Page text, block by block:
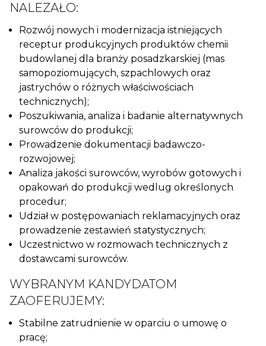
NALEZAŁO:
Rozwój nowych i modernizacja istniejących
receptur produkcyjnych produktów chemii
budowlanej dla branży posadzkarskiej (mas
samopoziomujących, szpachlowych oraz
jastrychów o różnych właściwościach
technicznych);
Poszukiwania, analiza i badanie alternatywnych
surowców do produkcji;
Prowadzenie dokumentacji badawczo-
rozwojowej;
Analiza jakości surowców, wyrobów gotowych i
opakowań do produkcji wedlug określonych
procedur;
Udział w postępowaniach reklamacyjnych oraz
prowadzenie zestawień statystycznych;
Uczestnictwo w rozmowach technicznych z
dostawcami surowców.
WYBRANYM KANDYDATOM
ZAOFERUJEMY:
Stabilne zatrudnienie w oparciu o umowę o
pracę;